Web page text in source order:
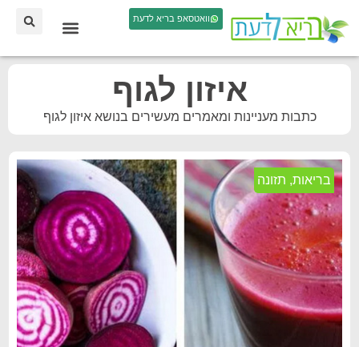
וואטסאפ בריא לדעת
איזון לגוף
כתבות מעניינות ומאמרים מעשירים בנושא איזון לגוף
בריאות, תזונה